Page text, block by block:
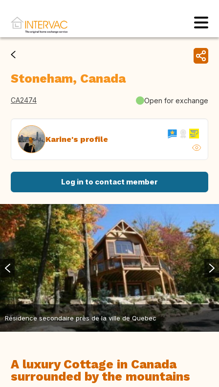
Stoneham, Canada
CA2474 Open for exchange
Karine's profile
Log in to contact member
Résidence secondaire près de la ville de Quebec
A luxury Cottage in Canada
surrounded by the mountains